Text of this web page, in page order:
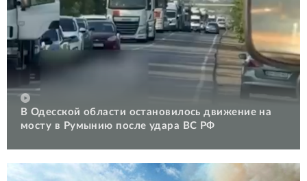
В Одесской области остановилось движение на
мосту в Румынию после удара ВС РФ